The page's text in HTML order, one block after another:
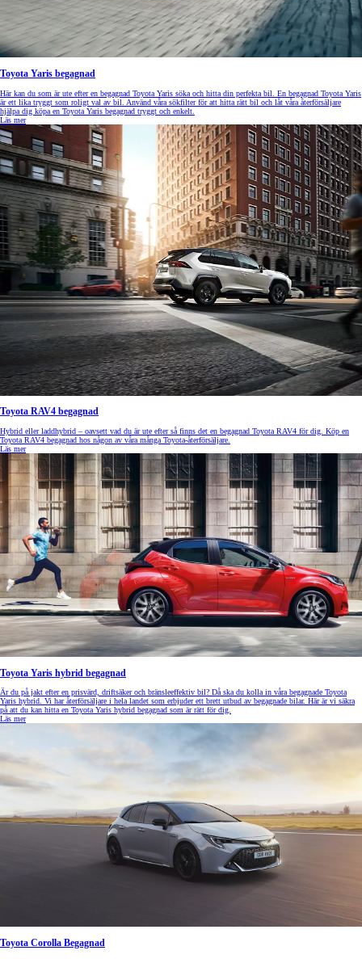
Toyota Yaris begagnad
Här kan du som är ute efter en begagnad Toyota Yaris söka och hitta din perfekta bil. En begagnad Toyota Yaris
är ett lika tryggt som roligt val av bil. Använd våra sökfilter för att hitta rätt bil och låt våra återförsäljare
hjälpa dig köpa en Toyota Yaris begagnad tryggt och enkelt.
Läs mer
Toyota RAV4 begagnad
Hybrid eller laddhybrid – oavsett vad du är ute efter så finns det en begagnad Toyota RAV4 för dig. Köp en
Toyota RAV4 begagnad hos någon av våra många Toyota-återförsäljare.
Läs mer
Toyota Yaris hybrid begagnad
Är du på jakt efter en prisvärd, driftsäker och bränsleeffektiv bil? Då ska du kolla in våra begagnade Toyota
Yaris hybrid. Vi har återförsäljare i hela landet som erbjuder ett brett utbud av begagnade bilar. Här är vi säkra
på att du kan hitta en Toyota Yaris hybrid begagnad som är rätt för dig.
Läs mer
Toyota Corolla Begagnad